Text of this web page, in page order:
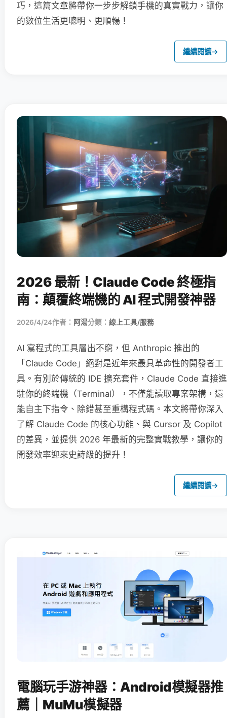
巧，這篇文章將帶你一步步解鎖手機的真實戰力，讓你
的數位生活更聰明、更順暢！
繼續閱讀→
2026 最新！Claude Code 終極指
南：顛覆終端機的 AI 程式開發神器
2026/4/24作者： 阿湯分類： 線上工具/服務
AI 寫程式的工具層出不窮，但 Anthropic 推出的
「Claude Code」絕對是近年來最具革命性的開發者工
具。有別於傳統的 IDE 擴充套件，Claude Code 直接進
駐你的終端機（Terminal），不僅能讀取專案架構，還
能自主下指令、除錯甚至重構程式碼。本文將帶你深入
了解 Claude Code 的核心功能、與 Cursor 及 Copilot
的差異，並提供 2026 年最新的完整實戰教學，讓你的
開發效率迎來史詩級的提升！
繼續閱讀→
電腦玩手游神器：Android模擬器推
薦｜MuMu模擬器